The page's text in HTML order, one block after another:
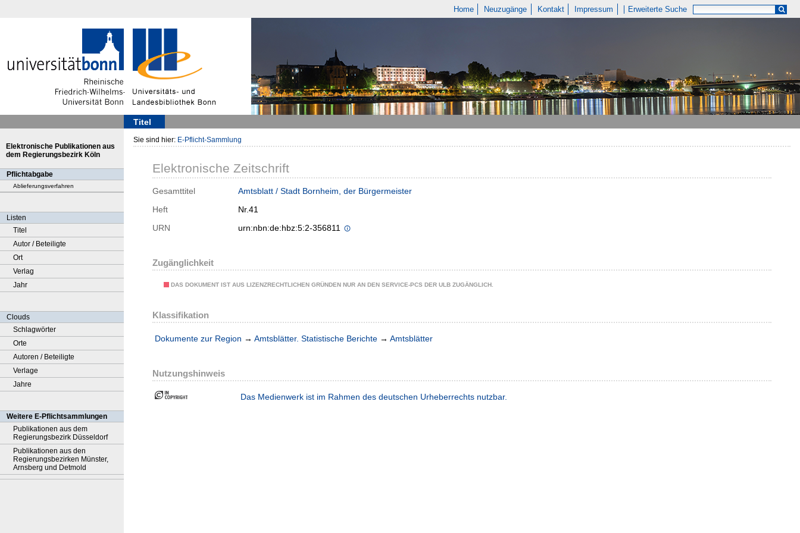
Home Neuzugänge Kontakt Impressum Erweiterte Suche
Titel
Elektronische Publikationen aus
dem Regierungsbezirk Köln
Pflichtabgabe
Ablieferungsverfahren
Listen
Titel
Autor / Beteiligte
Ort
Verlag
Jahr
Clouds
Schlagwörter
Orte
Autoren / Beteiligte
Verlage
Jahre
Weitere E-Pflichtsammlungen
Publikationen aus dem
Regierungsbezirk Düsseldorf
Publikationen aus den
Regierungsbezirken Münster,
Arnsberg und Detmold
Sie sind hier: E-Pflicht-Sammlung
Elektronische Zeitschrift
Gesamttitel
Amtsblatt / Stadt Bornheim, der Bürgermeister
Heft
Nr.41
URN
urn:nbn:de:hbz:5:2-356811
Zugänglichkeit
DAS DOKUMENT IST AUS LIZENZRECHTLICHEN GRÜNDEN NUR AN DEN SERVICE-PCS DER ULB ZUGÄNGLICH.
Klassifikation
Dokumente zur Region → Amtsblätter. Statistische Berichte → Amtsblätter
Nutzungshinweis
Das Medienwerk ist im Rahmen des deutschen Urheberrechts nutzbar.